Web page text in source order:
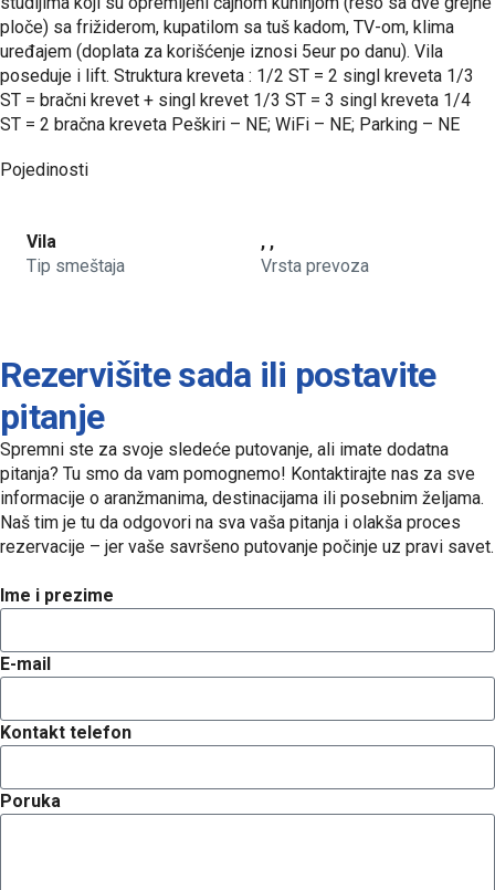
ploče) sa frižiderom, kupatilom sa tuš kadom, TV-om, klima
uređajem (doplata za korišćenje iznosi 5eur po danu). Vila
poseduje i lift. Struktura kreveta : 1/2 ST = 2 singl kreveta 1/3
ST = bračni krevet + singl krevet 1/3 ST = 3 singl kreveta 1/4
ST = 2 bračna kreveta Peškiri – NE; WiFi – NE; Parking – NE
Pojedinosti
Vila
Tip smeštaja
, ,
Vrsta prevoza
Rezervišite sada ili postavite
pitanje
Spremni ste za svoje sledeće putovanje, ali imate dodatna
pitanja? Tu smo da vam pomognemo! Kontaktirajte nas za sve
informacije o aranžmanima, destinacijama ili posebnim željama.
Naš tim je tu da odgovori na sva vaša pitanja i olakša proces
rezervacije – jer vaše savršeno putovanje počinje uz pravi savet.
Ime i prezime
E-mail
Kontakt telefon
Poruka